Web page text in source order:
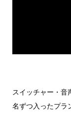
スイッチャー・音
名ずつ入ったプラ